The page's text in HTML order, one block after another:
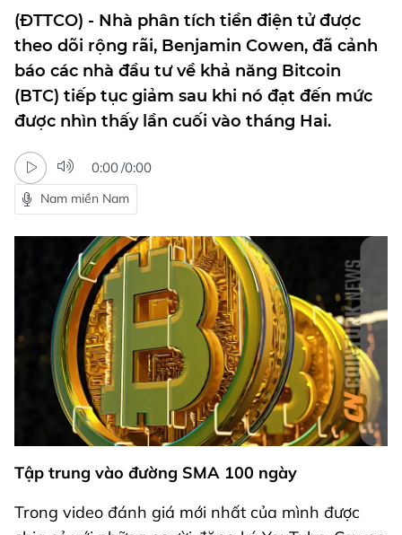
(ĐTTCO) - Nhà phân tích tiền điện tử được
theo dõi rộng rãi, Benjamin Cowen, đã cảnh
báo các nhà đầu tư về khả năng Bitcoin
(BTC) tiếp tục giảm sau khi nó đạt đến mức
được nhìn thấy lần cuối vào tháng Hai.
0:00/0:00
Nam miền Nam
Tập trung vào đường SMA 100 ngày
Trong video đánh giá mới nhất của mình được